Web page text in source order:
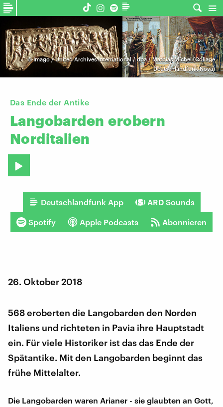
©Imago / United Archives International / dpa / Mathias Michel (Collage
Deutschlandfunk Nova)
Das Ende der Antike
Langobarden erobern
Norditalien
Deutschlandfunk App ARD Sounds
Spotify Apple Podcasts Abonnieren
26. Oktober 2018
568 eroberten die Langobarden den Norden
Italiens und richteten in Pavia ihre Hauptstadt
ein. Für viele Historiker ist das das Ende der
Spätantike. Mit den Langobarden beginnt das
frühe Mittelalter.
Die Langobarden waren Arianer - sie glaubten an Gott,